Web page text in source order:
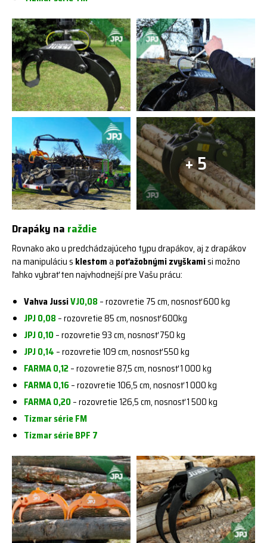
+ 5
Drapáky na raždie
Rovnako ako u predchádzajúceho typu drapákov, aj z drapákov
na manipuláciu s klestoma poťažobnými zvyškamisi možno
ľahko vybrať ten najvhodnejší pre Vašu prácu:
Vahva JussiVJ0,08– rozovretie 75 cm, nosnosť 600 kg
JPJ 0,08– rozovretie 85 cm, nosnosť 600kg
JPJ 0,10– rozovretie 93 cm, nosnosť 750 kg
JPJ 0,14 – rozovretie 109 cm, nosnosť 550 kg
FARMA 0,12– rozovretie 87,5 cm, nosnosť 1 000 kg
FARMA 0,16– rozovretie 106,5 cm, nosnosť 1 000 kg
FARMA 0,20– rozovretie 126,5 cm, nosnosť 1 500 kg
Tizmar série FM
Tizmar série BPF 7